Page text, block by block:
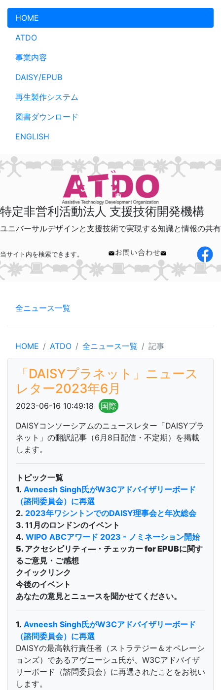
メインコンテンツへスキップ
HOME
ATDO
事業内容
DAISY/EPUB
再生製作システム
図書ダウンロード
ENGLISH
特定非営利活動法人 支援技術開発機構
ユニバーサルデザインと支援技術で実現する知識と情報の共有
当サイト内を検索できます。
全ニュース一覧
HOME ATDO 全ニュース一覧 記事
「DAISYプラネット」ニュース
レター2023年6月
2023-06-16 10:49:18
国際
DAISYコンソーシアムのニュースレター「DAISYプラ
ネット」の翻訳記事（6月8日配信・不定期）を掲載
します。
トピック一覧
1. Avneesh Singh氏がW3Cアドバイザリーボード
（諮問委員会）に再選
2. 2023年ワシントンでのDAISY理事会と年次総会
3. 11月のロンドンのイベント
4. WIPO ABCアワード 2023 - ノミネーション開始
5. アクセシビリティ―・チェッカー for EPUBに関す
るご意見・ご感想
クイックリンク
今後のイベント
あなたの意見とニュースを聞かせてください。
1. Avneesh Singh氏がW3Cアドバイザリーボード
（諮問委員会）に再選
DAISYの最高執行責任者（ストラテジー＆オペレーシ
ョンズ）であるアヴニーシュ氏が、W3Cアドバイザ
リーボード（諮問委員会）に再選されたことをお祝い
します。